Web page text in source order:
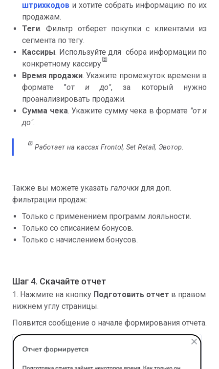
штрихкодов и хотите собрать информацию по их
продажам.
Теги. Фильтр отберет покупки с клиентами из
сегмента по тегу.
Кассиры. Используйте для сбора информации по
конкретному кассиру 2️⃣
Время продажи. Укажите промежуток времени в
формате "от и до", за который нужно
проанализировать продажи.
Сумма чека. Укажите сумму чека в формате "от и
до".
2️⃣
Работает на кассах Frontol, Set Retail, Эвотор.
Также вы можете указать галочки для доп.
фильтрации продаж:
Только с применением программ лояльности.
Только со списанием бонусов.
Только с начислением бонусов.
Шаг 4. Скачайте отчет
1. Нажмите на кнопку Подготовить отчет в правом
нижнем углу страницы.
Появится сообщение о начале формирования отчета.